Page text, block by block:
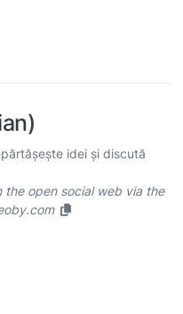
idei și discută
open social web via the